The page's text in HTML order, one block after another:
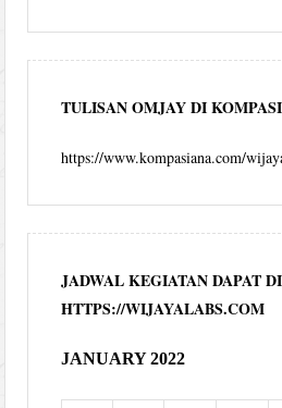
TULISAN OMJAY DI
https://www.kompasiana.com/
JADWAL KEGIATAN DAPAT
HTTPS://WIJAYALABS.COM
JANUARY 2022